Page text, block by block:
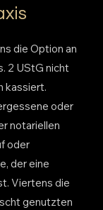
die Option an
2 UStG nicht
kassiert.
oder
notariellen
oder
der eine
Viertens die
genutzten